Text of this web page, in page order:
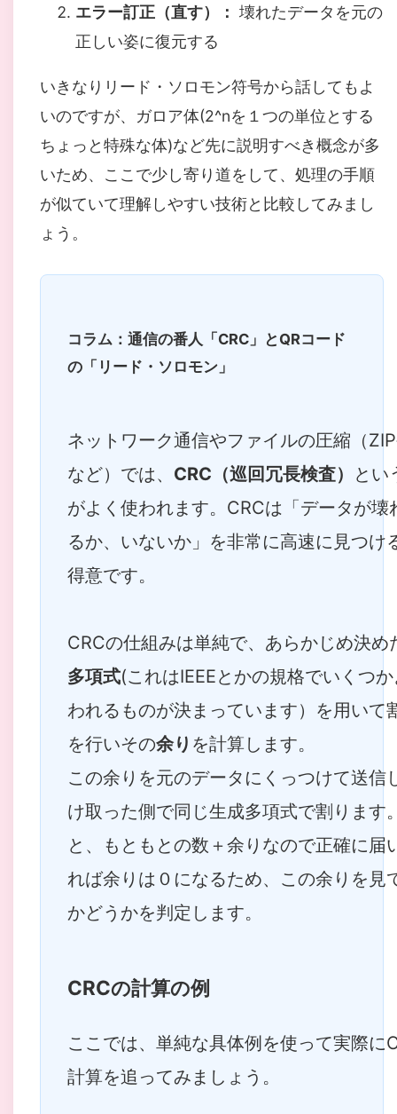
エラー訂正（直す）： 壊れたデータを元の
正しい姿に復元する
いきなりリード・ソロモン符号から話してもよ
いのですが、ガロア体(2^nを１つの単位とする
ちょっと特殊な体)など先に説明すべき概念が多
いため、ここで少し寄り道をして、処理の手順
が似ていて理解しやすい技術と比較してみまし
ょう。
コラム：通信の番人「CRC」とQRコード
の「リード・ソロモン」
ネットワーク通信やファイルの圧縮（
など）では、 CRC（巡回冗長検査）
とい
がよく使われます。CRCは「データが壊
るか、いないか」を非常に高速に見つけ
得意です。
CRCの仕組みは単純で、あらかじめ決め
多項式(これはIEEEとかの規格でいくつ
われるものが決まっています）を用いて
を行いその余り を計算します。
この余りを元のデータにくっつけて送信
け取った側で同じ生成多項式で割ります
と、もともとの数＋余りなので正確に届
れば余りは０になるため、この余りを見
かどうかを判定します。
CRCの計算の例
ここでは、単純な具体例を使って実際に
計算を追ってみましょう。